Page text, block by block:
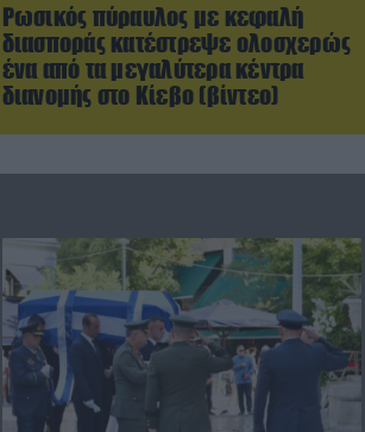
Ρωσικός πύραυλος με κεφαλή
διασποράς κατέστρεψε ολοσχερώς
ένα από τα μεγαλύτερα κέντρα
διανομής στο Κίεβο (βίντεο)